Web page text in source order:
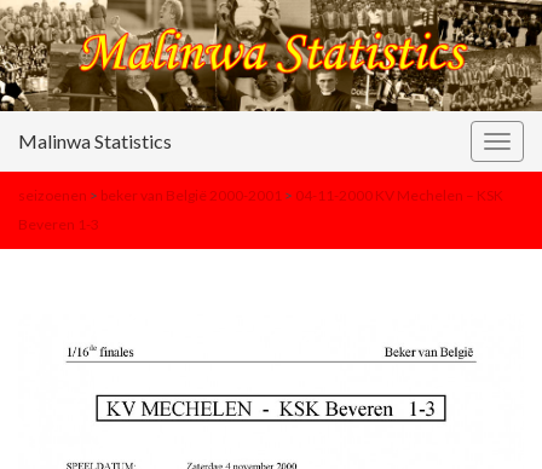
Malinwa Statistics
seizoenen > beker van België 2000-2001 > 04-11-2000 KV Mechelen – KSK
Beveren 1-3